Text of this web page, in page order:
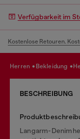
Verfügbarkeit im
Kostenlose Retouren.
herren bekleidung
BESCHREIBUNG
Langarm-